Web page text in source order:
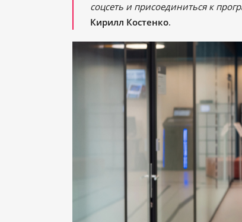
соцсеть и присоединиться к
Кирилл Костенко.